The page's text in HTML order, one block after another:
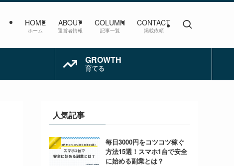
HOME
ホーム
ABOUT
運営者情報
COLUMN
記事一覧
CONTACT
掲載依頼
GROWTH
育てる
人気記事
毎日3000円をコツコツ稼ぐ
方法15選！スマホ1台で安全
に始める副業とは？